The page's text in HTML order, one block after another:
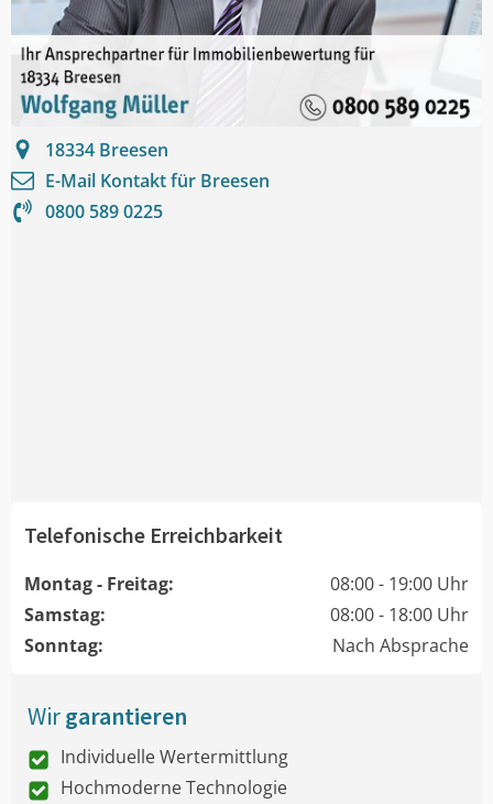
18334 Breesen
E-Mail Kontakt für Breesen
0800 589 0225
Telefonische Erreichbarkeit
Montag - Freitag:
08:00 - 19:00 Uhr
Samstag:
08:00 - 18:00 Uhr
Sonntag:
Nach Absprache
Wirgarantieren
Individuelle Wertermittlung
Hochmoderne Technologie